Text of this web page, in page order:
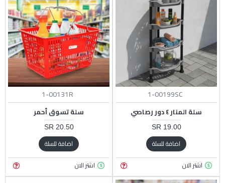
1-00199SC
سلة المنار ٤ دور رصاصي
19.00 SR
اضافة للسلة
اشتر الان
1-00131R
سلة تسوق أحمر
20.50 SR
اضافة للسلة
اشتر الان